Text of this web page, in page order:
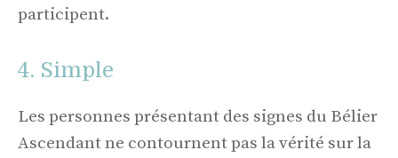
participent.
4. Simple
Les personnes présentant des signes du Bélier
Ascendant ne contournent pas la vérité sur la